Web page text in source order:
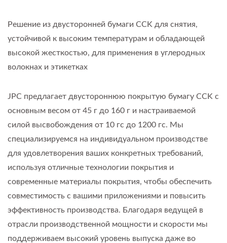
Решение из двусторонней бумаги CCK для снятия,
устойчивой к высоким температурам и обладающей
высокой жесткостью, для применения в углеродных
волокнах и этикетках
JPC предлагает двустороннюю покрытую бумагу CCK с
основным весом от 45 г до 160 г и настраиваемой
силой высвобождения от 10 гс до 1200 гс. Мы
специализируемся на индивидуальном производстве
для удовлетворения ваших конкретных требований,
используя отличные технологии покрытия и
современные материалы покрытия, чтобы обеспечить
совместимость с вашими приложениями и повысить
эффективность производства. Благодаря ведущей в
отрасли производственной мощности и скорости мы
поддерживаем высокий уровень выпуска даже во